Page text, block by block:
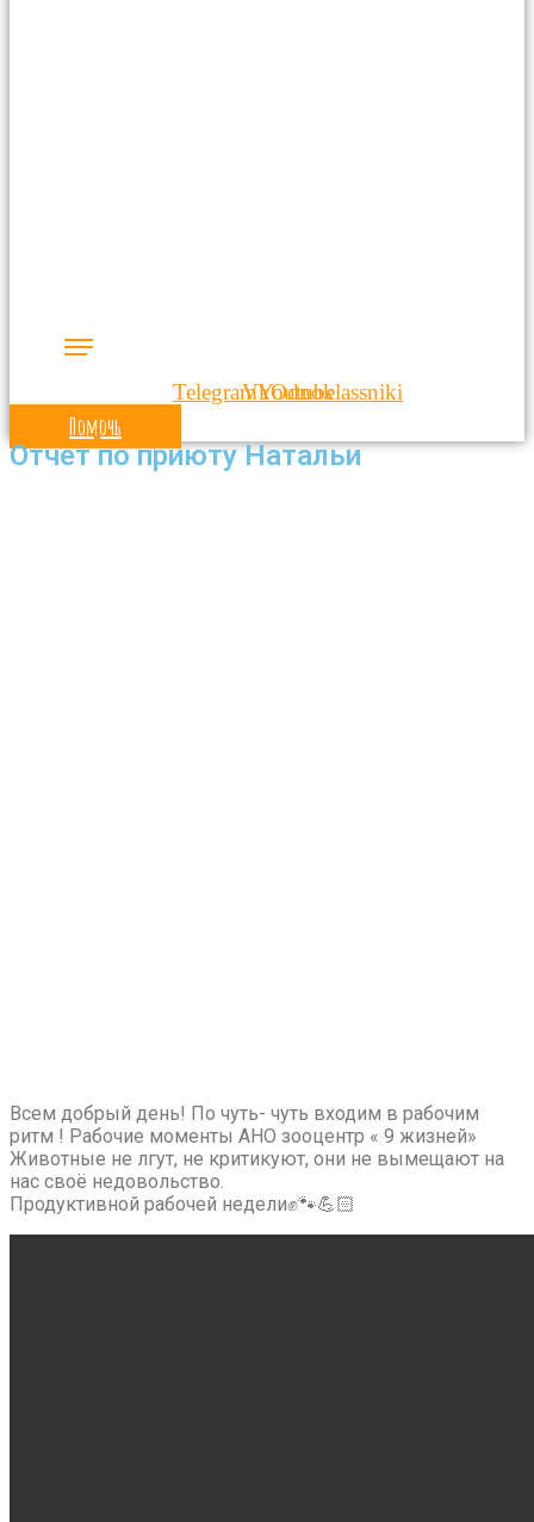
TelegramVkYoutube
Odnoklassniki
Помочь
Отчет по приюту Натальи
Всем добрый день! По чуть- чуть входим в рабочим
ритм ! Рабочие моменты АНО зооцентр « 9 жизней»
Животные не лгут, не критикуют, они не вымещают на
нас своё недовольство.
Продуктивной рабочей недели✊🐾💪🏻